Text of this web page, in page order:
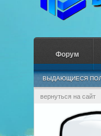
вернуться на сайт
Форум
ВЫДАЮЩИЕСЯ